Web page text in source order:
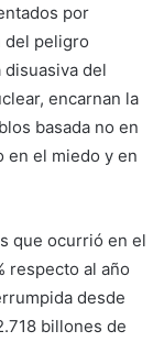
por
del peligro
del
encarnan la
basada no en
en el miedo y en
que ocurrió en el
respecto al año
desde
billones de